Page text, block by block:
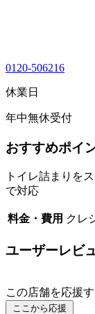
0120-506216
休業日
年中無休受付
おすすめポイ
トイレ詰まりを
で対応
料金・費用 クレ
ユーザーレビ
この店舗を応援す
ここから応援